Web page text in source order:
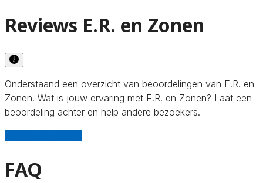
Reviews E.R. en Zonen
Onderstaand een overzicht van beoordelingen van E.R. en
Zonen. Wat is jouw ervaring met E.R. en Zonen? Laat een
beoordeling achter en help andere bezoekers.
FAQ